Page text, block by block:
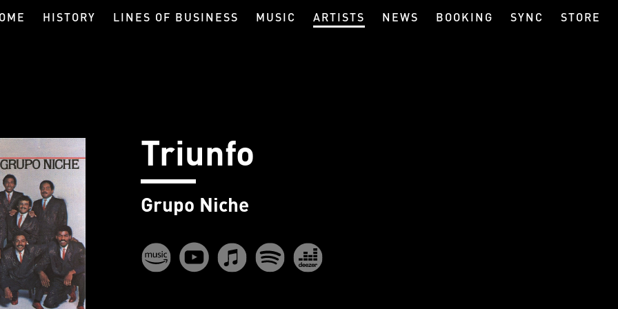
HISTORY LINES OF BUSINESS MUSIC ARTISTS NEWS BOOKING SYNC STORE
Triunfo
Grupo Niche